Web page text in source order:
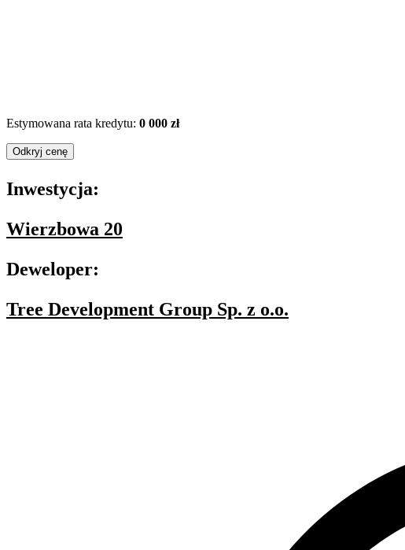
Estymowana rata kredytu: 0 000 zł
Odkryj cenę
Inwestycja:
Wierzbowa 20
Deweloper:
Tree Development Group Sp. z o.o.